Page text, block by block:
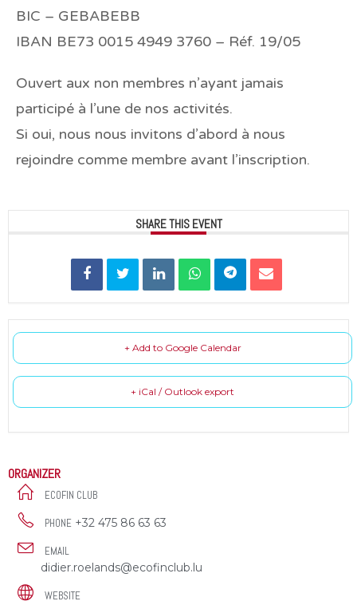
BIC – GEBABEBB
IBAN BE73 0015 4949 3760 – Réf. 19/05
Ouvert aux non membres n’ayant jamais
participé à l’une de nos activités.
Si oui, nous nous invitons d’abord à nous
rejoindre comme membre avant l’inscription.
SHARE THIS EVENT
+ Add to Google Calendar
+ iCal / Outlook export
ORGANIZER
ECOFIN CLUB
PHONE +32 475 86 63 63
EMAIL
didier.roelands@ecofinclub.lu
WEBSITE